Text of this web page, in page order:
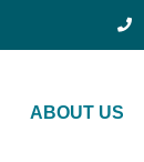
ABOUT US